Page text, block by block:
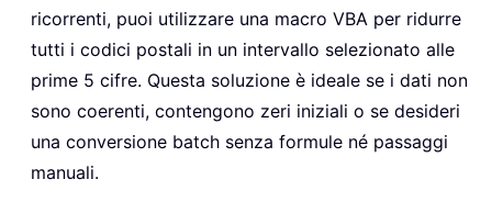
ricorrenti, puoi utilizzare una macro VBA per ridurre
tutti i codici postali in un intervallo selezionato alle
prime 5 cifre. Questa soluzione è ideale se i dati non
sono coerenti, contengono zeri iniziali o se desideri
una conversione batch senza formule né passaggi
manuali.